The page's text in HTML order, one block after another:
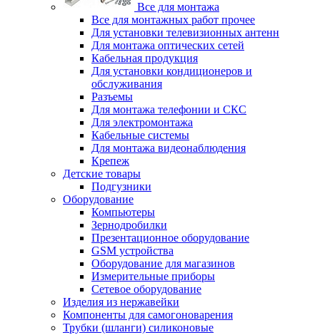
Все для монтажа
Все для монтажных работ прочее
Для установки телевизионных антенн
Для монтажа оптических сетей
Кабельная продукция
Для установки кондиционеров и
обслуживания
Разъемы
Для монтажа телефонии и СКС
Для электромонтажа
Кабельные системы
Для монтажа видеонаблюдения
Крепеж
Детские товары
Подгузники
Оборудование
Компьютеры
Зернодробилки
Презентационное оборудование
GSM устройства
Оборудование для магазинов
Измерительные приборы
Сетевое оборудование
Изделия из нержавейки
Компоненты для самогоноварения
Трубки (шланги) силиконовые